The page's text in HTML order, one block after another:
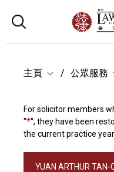
主頁 公眾服務
For solicitor members
"*", they have been
the current practice year.
YUAN ARTHUR TAN-